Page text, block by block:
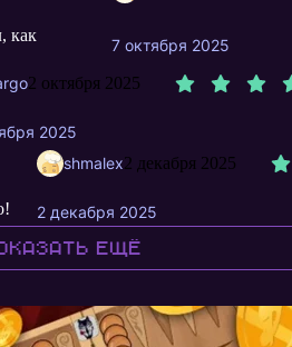
как
7 октября 2025
2 октября 2025
2025
shmalex2 декабря 2025
2 декабря 2025
ещё